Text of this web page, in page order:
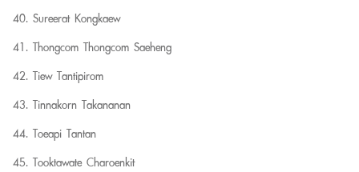
Sureerat Kongkaew
Thongcom Thongcom Saeheng
Tiew Tantipirom
Tinnakorn Takananan
Toeapi Tantan
Tooktawate Charoenkit